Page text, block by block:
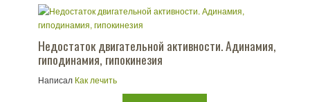
Недостаток двигательной активности. Адинамия,
гиподинамия, гипокинезия
Написал Как лечить